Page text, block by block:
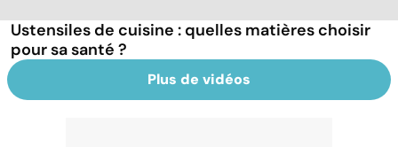
Ustensiles de cuisine : quelles matières choisir
pour sa santé ?
Plus de vidéos